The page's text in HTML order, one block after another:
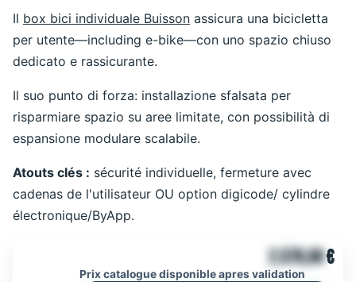
Il box bici individuale Buisson assicura una bicicletta
per utente—including e-bike—con uno spazio chiuso
dedicato e rassicurante.
Il suo punto di forza: installazione sfalsata per
risparmiare spazio su aree limitate, con possibilità di
espansione modulare scalabile.
Atouts clés : sécurité individuelle, fermeture avec
cadenas de l'utilisateur OU option digicode/ cylindre
électronique/ByApp.
2.579,00€
Prix catalogue disponible apres validation